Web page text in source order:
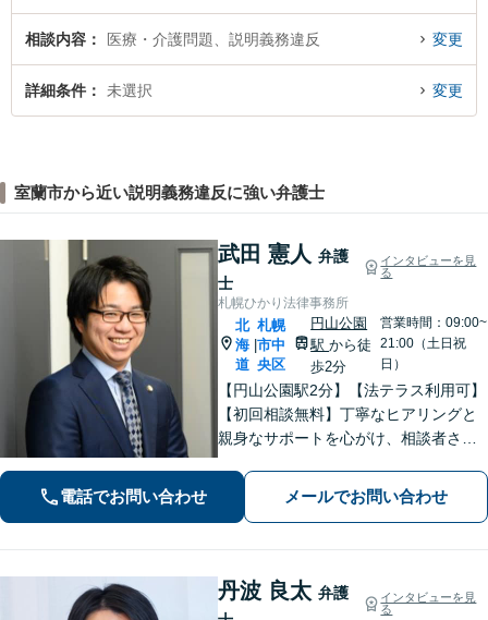
相談内容 医療・介護問題、説明義務違反 変更
詳細条件 未選択 変更
室蘭市から近い説明義務違反に強い弁護士
武田 憲人 弁護
士
インタビューを見
る
札幌ひかり法律事務所
北
海
道
札幌
市中
央区
円山公園
駅から徒
歩2分
営業時間：09:00~
21:00（土日祝
日）
【円山公園駅2分】【法テラス利用可】
【初回相談無料】丁寧なヒアリングと
親身なサポートを心がけ、相談者さま
す。離婚や労働、相続など幅広い分野
に対応しておりますので、ぜひご相談
電話でお問い合わせ メールでお問い合わせ
丹波 良太 弁護
インタビューを見
る